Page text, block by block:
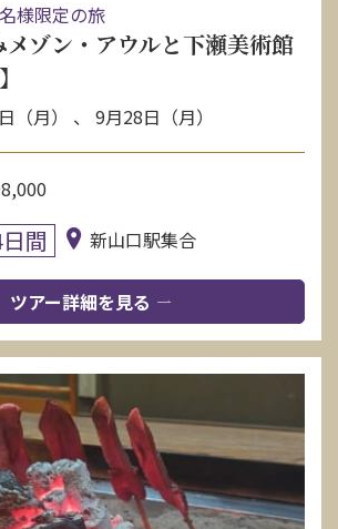
様限定の旅
ゾン・アウルと下瀬美術館
（月） 、 9月28日（月）
間 新山口駅集合
ツアー詳細を見る